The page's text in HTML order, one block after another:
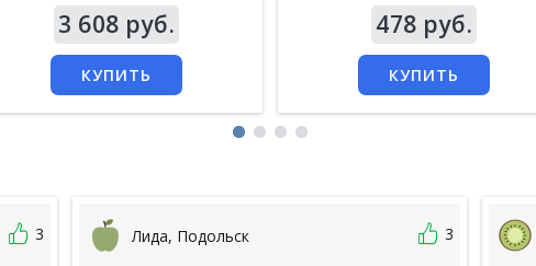
3 608 руб.
КУПИТЬ
478 руб.
КУПИТЬ
3 Лида, Подольск 3